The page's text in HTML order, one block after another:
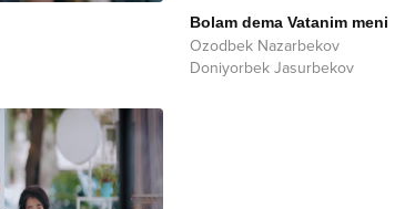
Bolam dema Vatanim meni
Ozodbek Nazarbekov
Doniyorbek Jasurbekov